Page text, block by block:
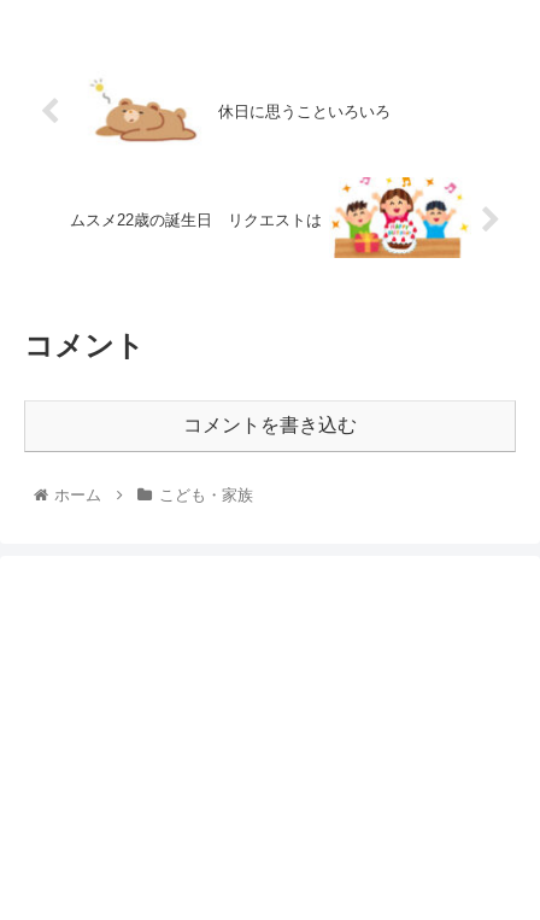
休日に思うこといろいろ
ムスメ22歳の誕生日 リクエストは
コメント
コメントを書き込む
ホーム こども・家族